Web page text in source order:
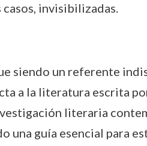
casos, invisibilizadas.
siendo un referente
a la literatura escrita
literaria
una guía esencial para